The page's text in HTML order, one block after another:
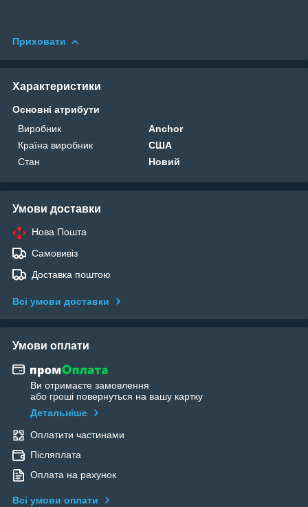
Приховати
Характеристики
Основні атрибути
Виробник
Anchor
Країна виробник
США
Стан
Новий
Умови доставки
Нова Пошта
Самовивіз
Доставка поштою
Всі умови доставки
Умови оплати
Ви отримаєте замовлення
або гроші повернуться на вашу картку
Детальніше
Оплатити частинами
Післяплата
Оплата на рахунок
Всі умови оплати